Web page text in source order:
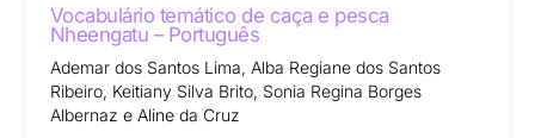
Vocabulário temático de caça e pesca
Nheengatu – Português
Ademar dos Santos Lima, Alba Regiane dos Santos
Ribeiro, Keitiany Silva Brito, Sonia Regina Borges
Albernaz e Aline da Cruz